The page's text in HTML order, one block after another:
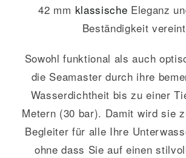
42 mm klassische Eleganz
Beständigkeit
Sowohl funktional als auch
die Seamaster durch ihre
Wasserdichtheit bis zu einer
Metern (30 bar). Damit wird sie
Begleiter für alle Ihre
ohne dass Sie auf einen